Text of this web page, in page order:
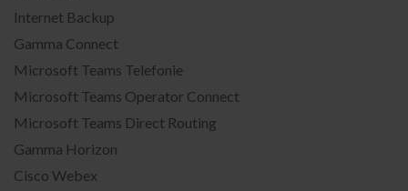
Internet Backup
Gamma Connect
Microsoft Teams Telefonie
Microsoft Teams Operator Connect
Microsoft Teams Direct Routing
Gamma Horizon
Cisco Webex